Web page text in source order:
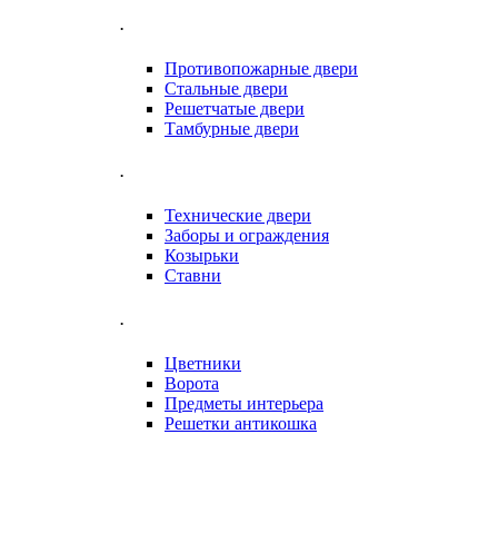
.
Противопожарные двери
Стальные двери
Решетчатые двери
Тамбурные двери
.
Технические двери
Заборы и ограждения
Козырьки
Ставни
.
Цветники
Ворота
Предметы интерьера
Решетки антикошка